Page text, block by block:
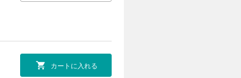
カートに入れる